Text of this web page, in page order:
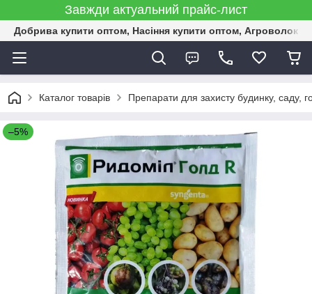
Завжди актуальний прайс-лист
Добрива купити оптом, Насіння купити оптом,
Каталог товарів Препарати для захисту будинку, саду,
–5%